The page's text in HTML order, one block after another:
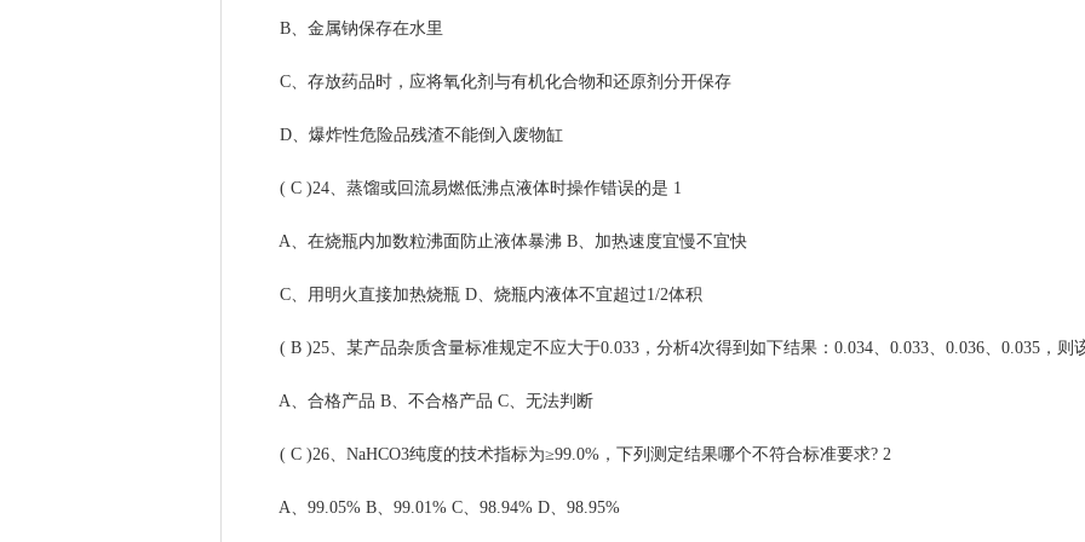
B、金属钠保存在水里
C、存放药品时，应将氧化剂与有机化合物和还原剂分开保存
D、爆炸性危险品残渣不能倒入废物缸
( C )24、蒸馏或回流易燃低沸点液体时操作错误的是 1
A、在烧瓶内加数粒沸面防止液体暴沸 B、加热速度宜慢不宜快
C、用明火直接加热烧瓶 D、烧瓶内液体不宜超过1/2体积
( B )25、某产品杂质含量标准规定不应大于0.033，分析4次得到如下结果：0.034、0.033、0.036、0.035，则
A、合格产品 B、不合格产品 C、无法判断
( C )26、NaHCO3纯度的技术指标为≥99.0%，下列测定结果哪个不符合标准要求? 2
A、99.05% B、99.01% C、98.94% D、98.95%